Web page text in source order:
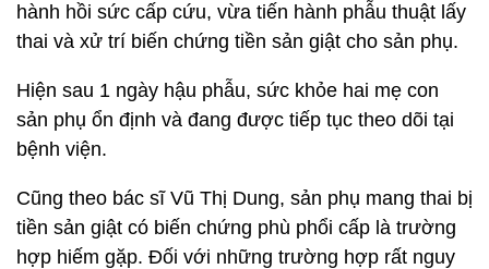
hành hồi sức cấp cứu, vừa tiến hành phẫu thuật lấy
thai và xử trí biến chứng tiền sản giật cho sản phụ.
Hiện sau 1 ngày hậu phẫu, sức khỏe hai mẹ con
sản phụ ổn định và đang được tiếp tục theo dõi tại
bệnh viện.
Cũng theo bác sĩ Vũ Thị Dung, sản phụ mang thai bị
tiền sản giật có biến chứng phù phổi cấp là trường
hợp hiếm gặp. Đối với những trường hợp rất nguy